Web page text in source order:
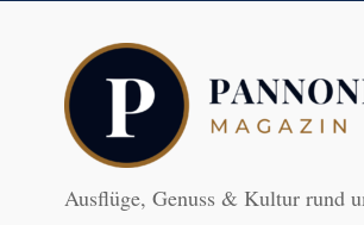
Ausflüge, Genuss & Kultur rund